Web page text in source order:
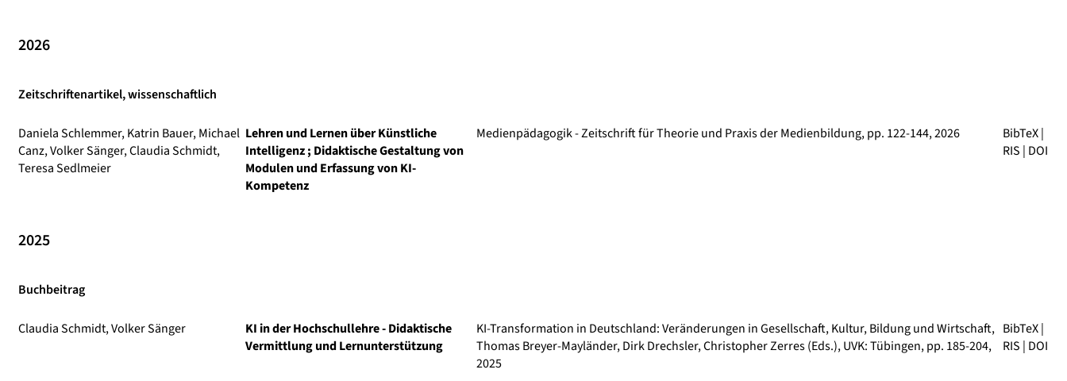
2026
Zeitschriftenartikel, wissenschaftlich
Daniela Schlemmer, Katrin Bauer, Michael
Canz, Volker Sänger, Claudia Schmidt,
Teresa Sedlmeier
Lehren und Lernen über Künstliche
Intelligenz ; Didaktische Gestaltung von
Modulen und Erfassung von KI-
Kompetenz
Medienpädagogik - Zeitschrift für Theorie und Praxis der Medienbildung, pp. 122-144, 2026 BibTeX|
RIS | DOI
2025
Buchbeitrag
Claudia Schmidt, Volker Sänger
KI in der Hochschullehre - Didaktische
Vermittlung und Lernunterstützung
KI-Transformation in Deutschland: Veränderungen in Gesellschaft, Kultur, Bildung und Wirtschaft,
Thomas Breyer-Mayländer, Dirk Drechsler, Christopher Zerres (Eds.), UVK: Tübingen, pp. 185-204,
2025
BibTeX|
RIS | DOI